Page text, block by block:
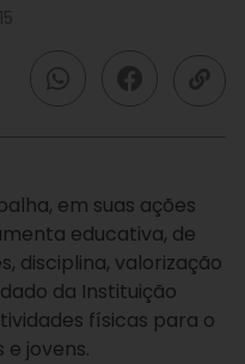
em suas ações
educativa, de
disciplina, valorização
da Instituição
físicas para o
jovens.